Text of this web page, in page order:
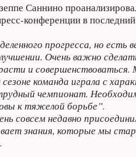
Саннино
конференции в
прогресса, но есть
Очень важно
и совершенствоваться.
команда играла с
чемпионат.
к тяжелой борьбе”.
совсем недавно
знания, которые мы